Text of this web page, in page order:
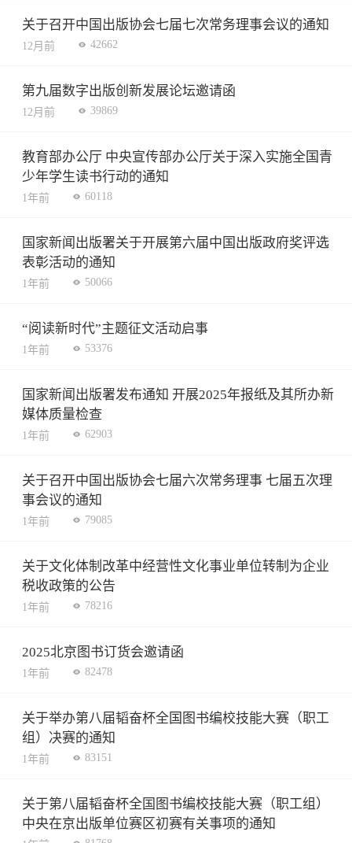
关于召开中国出版协会七届七次常务理事会议的通知
12月前 42662
第九届数字出版创新发展论坛邀请函
12月前 39869
教育部办公厅 中央宣传部办公厅关于深入实施全国青
少年学生读书行动的通知
1年前 60118
国家新闻出版署关于开展第六届中国出版政府奖评选
表彰活动的通知
1年前 50066
“阅读新时代”主题征文活动启事
1年前 53376
国家新闻出版署发布通知 开展2025年报纸及其所办新
媒体质量检查
1年前 62903
关于召开中国出版协会七届六次常务理事 七届五次理
事会议的通知
1年前 79085
关于文化体制改革中经营性文化事业单位转制为企业
税收政策的公告
1年前 78216
2025北京图书订货会邀请函
1年前 82478
关于举办第八届韬奋杯全国图书编校技能大赛（职工
组）决赛的通知
1年前 83151
关于第八届韬奋杯全国图书编校技能大赛（职工组）
中央在京出版单位赛区初赛有关事项的通知